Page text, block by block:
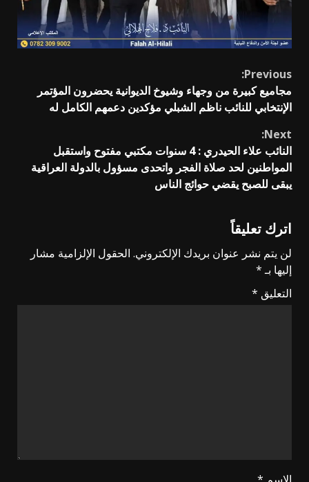
Continue
Reading
Previous:
مجاميع كبيرة من وجهاء وشيوخ الديوانية يحضرون المؤتمر
الإنتخابي للنائب ناظم الشبلي مؤكدين دعمهم الكامل له
Next:
النائب علاء الحيدري : 4 سنوات مكتبي مفتوح واستقبل
المواطنين لحد صلاة الفجر واتحدى مسؤول بالدولة العراقية
يبقى للصبح يقضي حوائج الناس
اترك تعليقاً
لن يتم نشر عنوان بريدك الإلكتروني. الحقول الإلزامية مشار
إليها بـ*
التعليق *